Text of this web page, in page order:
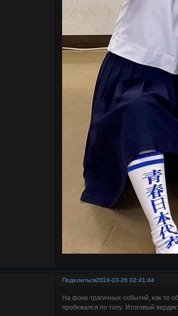
Поделиться2024-03-26 02:41:44
На фоне трагичных событий, как то
пробежался по топу. Итоговый